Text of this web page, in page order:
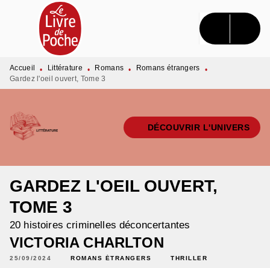
MENU RECHERCHE CONTENU
PIED DE PAGE
Accueil • Littérature • Romans • Romans étrangers
•
Gardez l'oeil ouvert, Tome 3
DÉCOUVRIR L'UNIVERS
GARDEZ L'OEIL OUVERT,
TOME 3
20 histoires criminelles déconcertantes
VICTORIA CHARLTON
25/09/2024 ROMANS ÉTRANGERS THRILLER